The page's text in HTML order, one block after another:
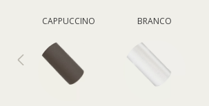
CAPPUCCINO BRANCO